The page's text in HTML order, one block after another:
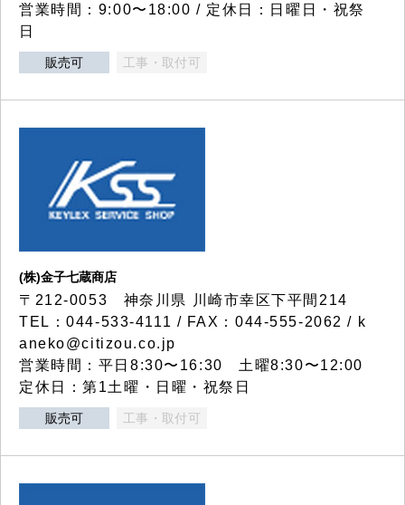
営業時間：9:00〜18:00 / 定休日：日曜日・祝祭
日
販売可 工事・取付可
(株)金子七蔵商店
〒212-0053 神奈川県 川崎市幸区下平間214
TEL：044-533-4111 / FAX：044-555-2062 / k
aneko@citizou.co.jp
営業時間：平日8:30〜16:30 土曜8:30〜12:00
定休日：第1土曜・日曜・祝祭日
販売可 工事・取付可